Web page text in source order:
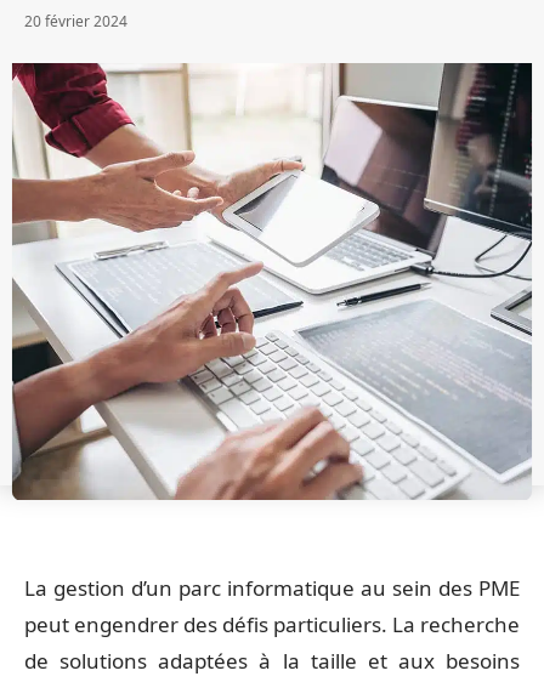
20 février 2024
La gestion d’un parc informatique au sein des PME
peut engendrer des défis particuliers. La recherche
de solutions adaptées à la taille et aux besoins